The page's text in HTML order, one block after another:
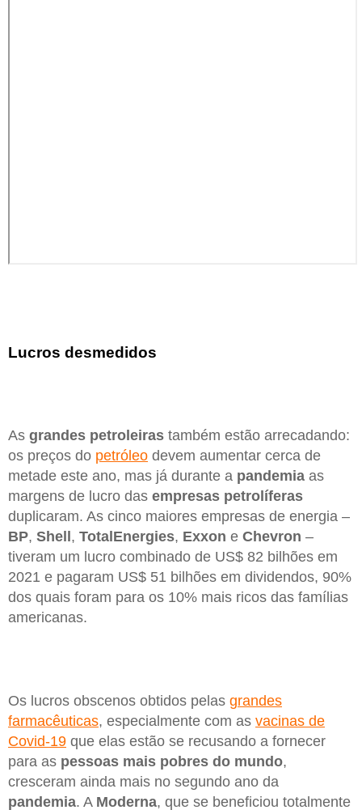
Lucros desmedidos
As grandes petroleiras também estão arrecadando:
os preços do petróleo devem aumentar cerca de
metade este ano, mas já durante a pandemia as
margens de lucro das empresas petrolíferas
duplicaram. As cinco maiores empresas de energia –
BP, Shell, TotalEnergies, Exxon e Chevron –
tiveram um lucro combinado de US$ 82 bilhões em
2021 e pagaram US$ 51 bilhões em dividendos, 90%
dos quais foram para os 10% mais ricos das famílias
americanas.
Os lucros obscenos obtidos pelas grandes
farmacêuticas, especialmente com as vacinas de
Covid-19 que elas estão se recusando a fornecer
para as pessoas mais pobres do mundo,
cresceram ainda mais no segundo ano da
pandemia. A Moderna, que se beneficiou totalmente